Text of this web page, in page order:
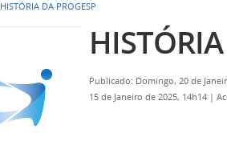
HISTÓRIA DA PROGESP
Publicado: Domingo, 20 de
15 de Janeiro de 2025, 14h14 |